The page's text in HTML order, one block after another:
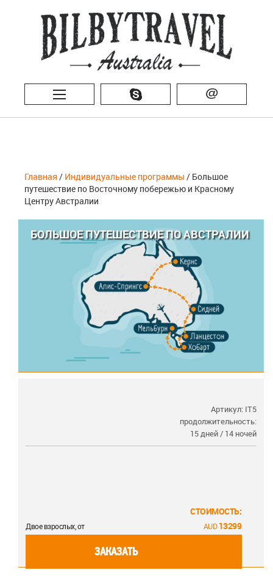
@
Главная / Индивидуальные программы / Большое
путешествие по Восточному побережью и Красному
Центру Австралии
БОЛЬШОЕ ПУТЕШЕСТВИЕ ПО АВСТРАЛИИ
Артикул: IT5
продолжительность:
15 дней / 14 ночей
СТОИМОСТЬ:
Двое взрослых, от 13299
ЗАКАЗАТЬ